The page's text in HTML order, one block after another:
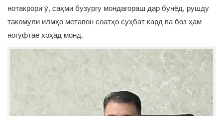
нотакрори ӯ, саҳми бузургу мондагораш дар бунёд, рушду
такомули илмҳо метавон соатҳо суҳбат кард ва боз ҳам
ногуфтае хоҳад монд.